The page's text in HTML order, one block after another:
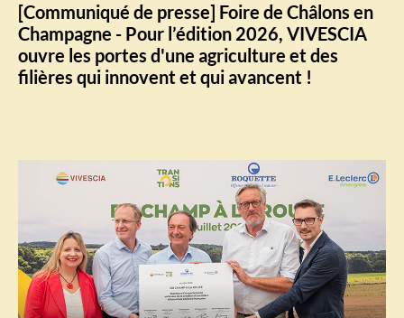
[Communiqué de presse] Foire de Châlons en
Champagne - Pour l’édition 2026, VIVESCIA
ouvre les portes d'une agriculture et des
filières qui innovent et qui avancent !